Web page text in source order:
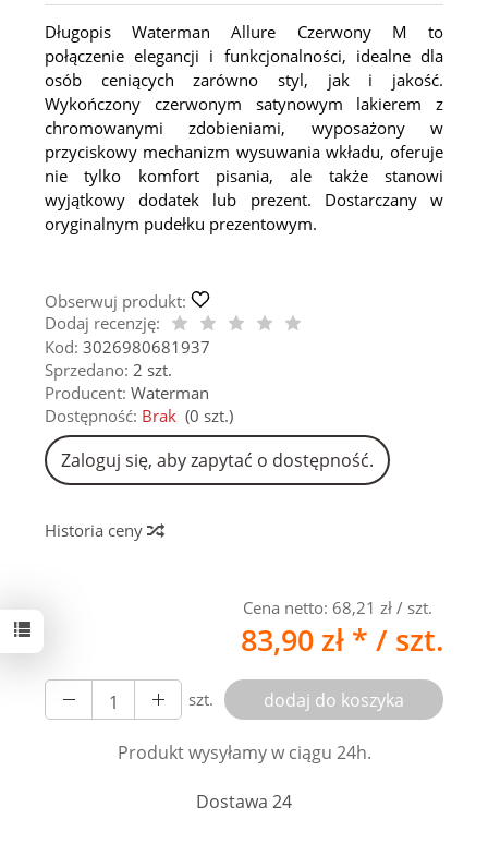
Długopis Waterman Allure Czerwony M to
połączenie elegancji i funkcjonalności, idealne dla
osób ceniących zarówno styl, jak i jakość.
Wykończony czerwonym satynowym lakierem z
chromowanymi zdobieniami, wyposażony w
przyciskowy mechanizm wysuwania wkładu, oferuje
nie tylko komfort pisania, ale także stanowi
wyjątkowy dodatek lub prezent. Dostarczany w
oryginalnym pudełku prezentowym.
Obserwuj produkt:
Dodaj recenzję:
Kod: 3026980681937
Sprzedano: 2 szt.
Producent: Waterman
Dostępność: Brak (0 szt.)
Zaloguj się, aby zapytać o dostępność.
Historia ceny
Cena netto: 68,21 zł / szt.
83,90 zł * / szt.
szt. dodaj do koszyka
Produkt wysyłamy w ciągu 24h.
Dostawa 24